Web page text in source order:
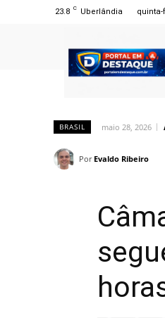
23.8 C Uberlândia quinta-
BRASIL maio 28, 2026
Por Evaldo Ribeiro